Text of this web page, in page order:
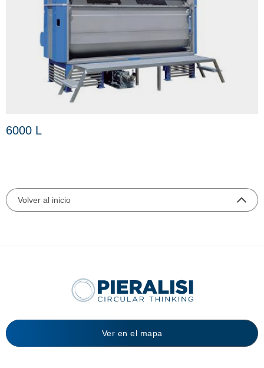
6000 L
Volver al inicio
Ver en el mapa